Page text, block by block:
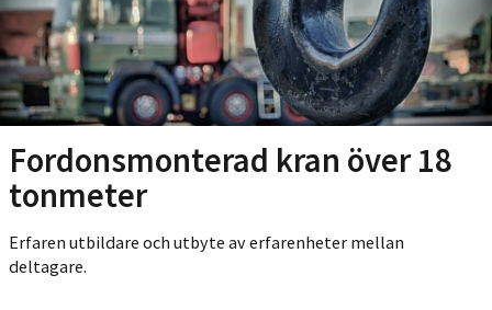
Fordonsmonterad kran över 18
tonmeter
Erfaren utbildare och utbyte av erfarenheter mellan
deltagare.